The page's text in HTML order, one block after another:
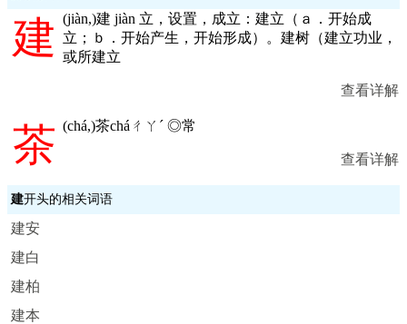
建 (jiàn,)建 jiàn 立，设置，成立：建立（ａ．开始成
立；ｂ．开始产生，开始形成）。建树（建立功业，
或所建立
查看详解
茶 (chá,)茶cháㄔㄚˊ ◎常
查看详解
建开头的相关词语
建安
建白
建柏
建本